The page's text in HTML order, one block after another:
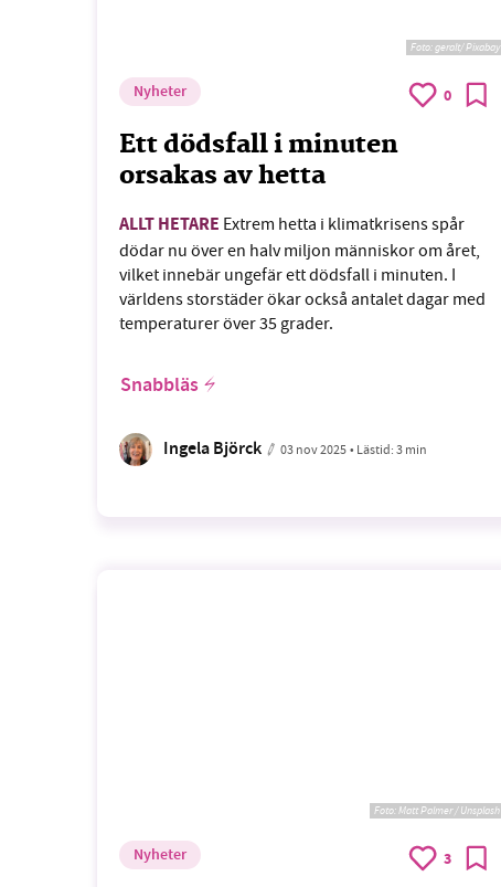
Foto:geralt/ Pixabay
Nyheter 0
Ett dödsfall i minuten
orsakas av hetta
ALLT HETARE Extrem hetta i klimatkrisens spår
dödar nu över en halv miljon människor om året,
vilket innebär ungefär ett dödsfall i minuten. I
världens storstäder ökar också antalet dagar med
temperaturer över 35 grader.
Snabbläs
Ingela Björck 03 nov 2025• Lästid:3 min
Foto:Matt Palmer / Unsplash
Nyheter 3